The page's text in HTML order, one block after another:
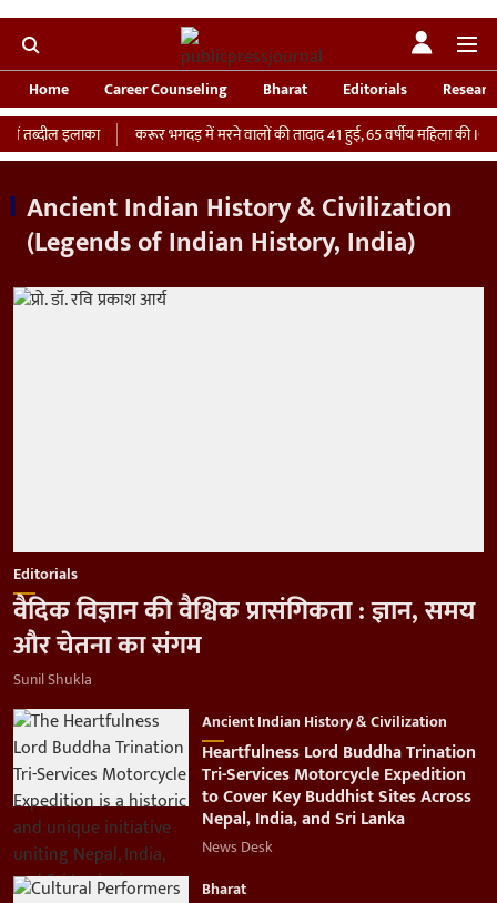
Home Career Counseling Bharat Editorials
इलाका
करूर भगदड़ में मरने वालों की तादाद 41 हुई, 65 वर्षीय महिला की ICU
Ancient Indian History & Civilization
(Legends of Indian History, India)
Editorials
वैदिक विज्ञान की वैश्विक प्रासंगिकता : ज्ञान, समय
और चेतना का संगम
Sunil Shukla
Ancient Indian History & Civilization
Heartfulness Lord Buddha Trination
Tri-Services Motorcycle Expedition
to Cover Key Buddhist Sites Across
Nepal, India, and Sri Lanka
News Desk
Bharat